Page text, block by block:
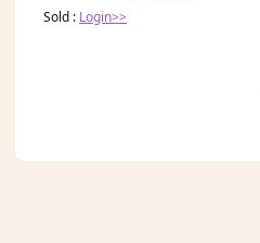
Sold : Login>>